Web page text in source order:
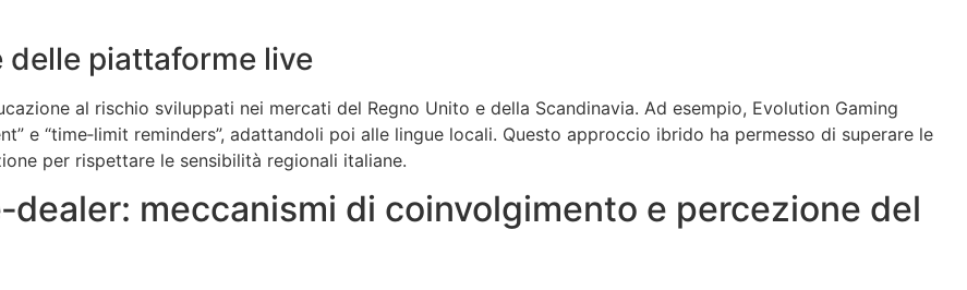
delle piattaforme live
al rischio sviluppati nei mercati del Regno Unito e della Scandinavia. Ad esempio, Evolution Gaming
e “time‑limit reminders”, adattandoli poi alle lingue locali. Questo approccio ibrido ha permesso di superare le
per rispettare le sensibilità regionali italiane.
meccanismi di coinvolgimento e percezione del